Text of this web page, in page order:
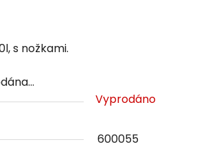
s nožkami.
Vyprodáno
600055